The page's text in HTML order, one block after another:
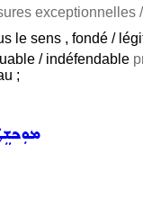
exceptionnelles
le sens , fondé /
/ indéfendable
;